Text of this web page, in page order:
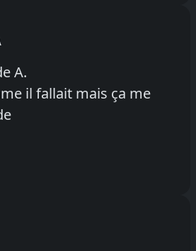
A.
il fallait mais ça me